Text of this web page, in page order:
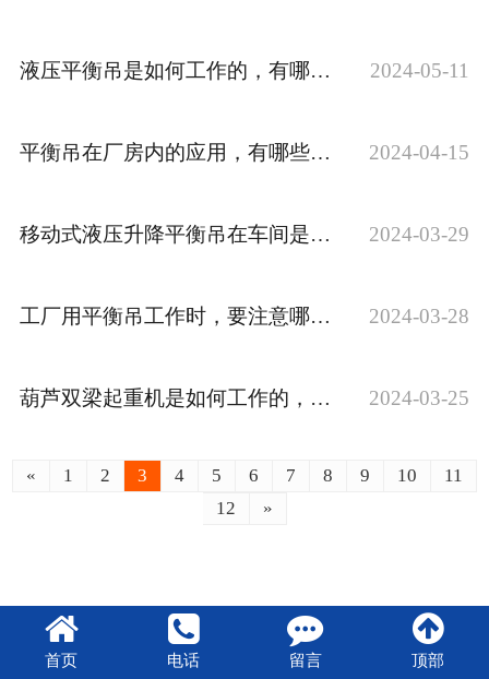
资质荣誉
液压平衡吊是如何工作的，有哪些注意事项？ 2024-05-11
平衡吊在厂房内的应用，有哪些好处？ 2024-04-15
移动式液压升降平衡吊在车间是如何工作的？快来了解下 2024-03-29
工厂用平衡吊工作时，要注意哪些事情？ 2024-03-28
葫芦双梁起重机是如何工作的，要注意哪些事情？ 2024-03-25
« 1 2 3 4 5 6 7 8 9 10
11
12
»
首页 电话 留言 顶部